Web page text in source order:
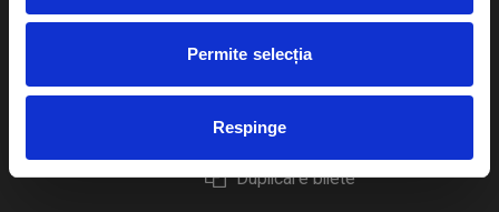
Permite selecția
Respinge
eBilet printat acasa
Livrare prin curier
Returnare bilete
Duplicare bilete
Pentru copii